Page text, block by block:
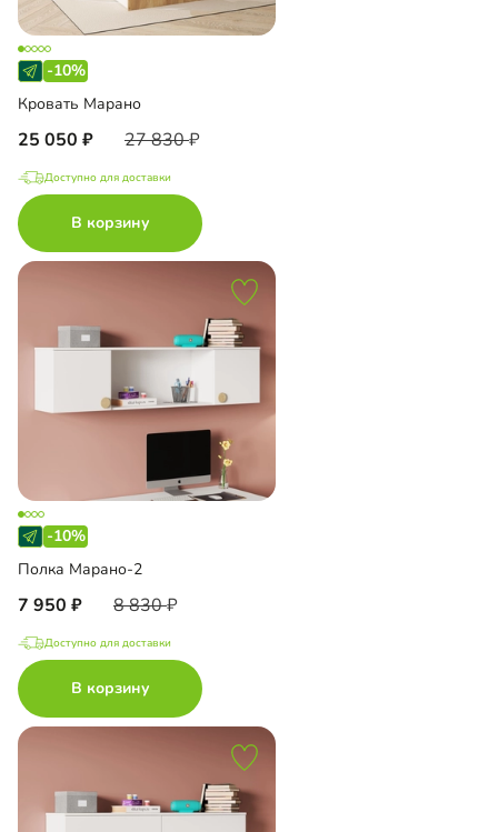
-10%
Кровать Марано
25 050 27 830
Доступно для доставки
В корзину
-10%
Полка Марано-2
7 950 8 830
Доступно для доставки
В корзину